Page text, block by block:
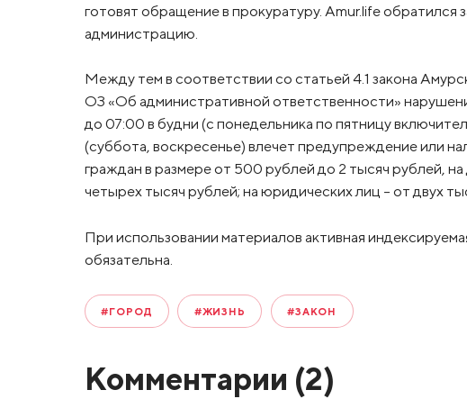
готовят обращение в прокуратуру. Amur.life обратился
администрацию.
Между тем в соответствии со статьей 4.1 закона
ОЗ «Об административной ответственности»
до 07:00 в будни (с понедельника по пятницу
(суббота, воскресенье) влечет предупреждение или
граждан в размере от 500 рублей до 2 тысяч рублей,
четырех тысяч рублей; на юридических лиц – от двух
При использовании материалов активная
обязательна.
#ГОРОД #ЖИЗНЬ #ЗАКОН
Комментарии (2)